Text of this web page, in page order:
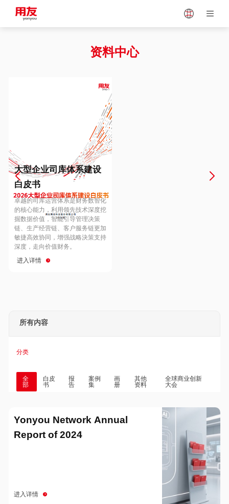
Vietnam
Europe
Hungary
Hong Kong
资料中心
大型企业司库体系建设
白皮书
卓越的司库运营体系是财务数智化
的核心能力，利用领先技术深度挖
掘数据价值，智能引导管理决策
链、生产经营链、客户服务链更加
敏捷高效协同，增强战略決策支持
深度，走向价值财务。
进入详情
所有内容
分类
全
部
白皮
书
报
告
案例
集
画
册
其他
资料
全球商业创新
大会
Yonyou Network Annual
Report of 2024
进入详情